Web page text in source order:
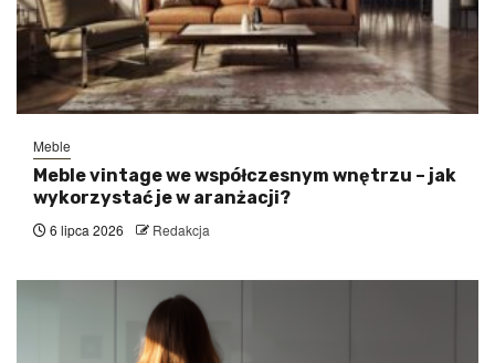
Meble
Meble vintage we współczesnym wnętrzu – jak
wykorzystać je w aranżacji?
6 lipca 2026 Redakcja